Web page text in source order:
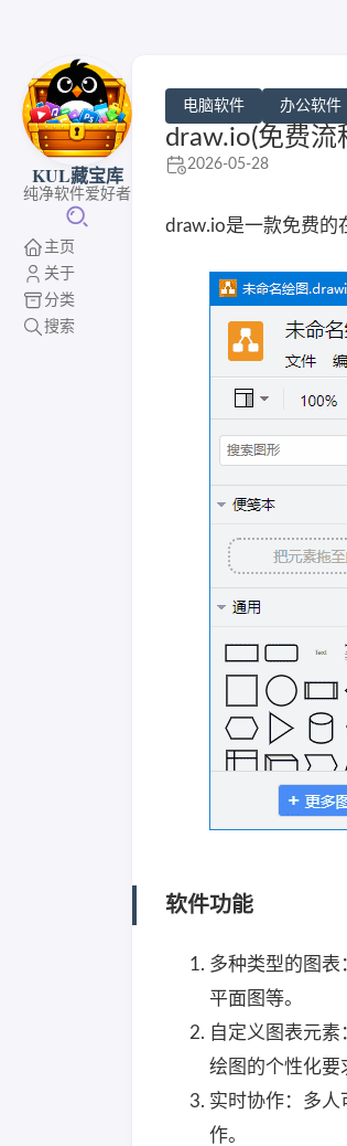
KUL藏宝库
纯净软件爱好者
主页
关于
分类
搜索
电脑软件 办公软件
draw.io(免费流
2026-05-28
draw.io是一款免费的
软件功能
多种类型的图表
平面图等。
自定义图表元
绘图的个性化要
实时协作：多
作。